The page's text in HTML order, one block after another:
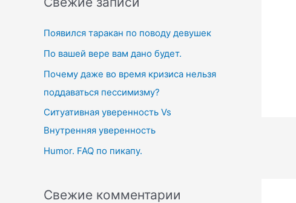
h
f
o
r
:
Появился таракан по поводу девушек
По вашей вере вам дано будет.
Почему даже во время кризиса нельзя
поддаваться пессимизму?
Ситуативная уверенность Vs
Внутренняя уверенность
Humor. FAQ по пикапу.
Свежие комментарии